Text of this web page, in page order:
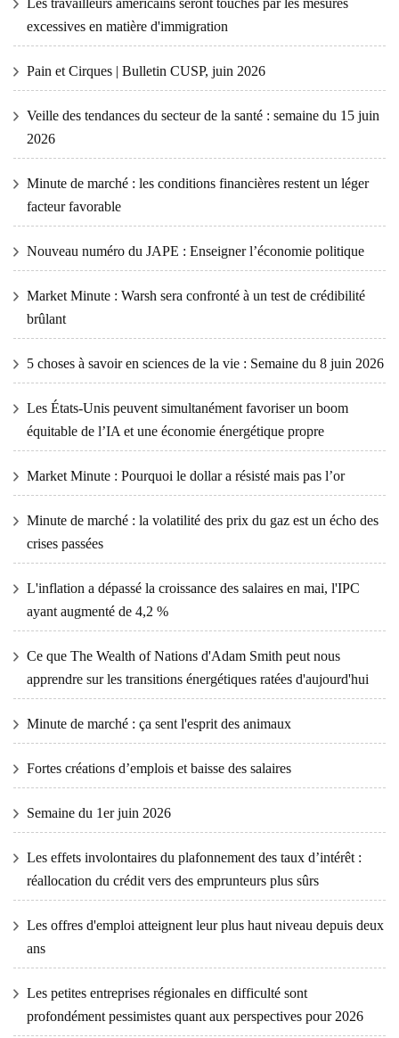
Les travailleurs américains seront touchés par les mesures
excessives en matière d'immigration
Pain et Cirques | Bulletin CUSP, juin 2026
Veille des tendances du secteur de la santé : semaine du 15 juin
2026
Minute de marché : les conditions financières restent un léger
facteur favorable
Nouveau numéro du JAPE : Enseigner l’économie politique
Market Minute : Warsh sera confronté à un test de crédibilité
brûlant
5 choses à savoir en sciences de la vie : Semaine du 8 juin 2026
Les États-Unis peuvent simultanément favoriser un boom
équitable de l’IA et une économie énergétique propre
Market Minute : Pourquoi le dollar a résisté mais pas l’or
Minute de marché : la volatilité des prix du gaz est un écho des
crises passées
L'inflation a dépassé la croissance des salaires en mai, l'IPC
ayant augmenté de 4,2 %
Ce que The Wealth of Nations d'Adam Smith peut nous
apprendre sur les transitions énergétiques ratées d'aujourd'hui
Minute de marché : ça sent l'esprit des animaux
Fortes créations d’emplois et baisse des salaires
Semaine du 1er juin 2026
Les effets involontaires du plafonnement des taux d’intérêt :
réallocation du crédit vers des emprunteurs plus sûrs
Les offres d'emploi atteignent leur plus haut niveau depuis deux
ans
Les petites entreprises régionales en difficulté sont
profondément pessimistes quant aux perspectives pour 2026